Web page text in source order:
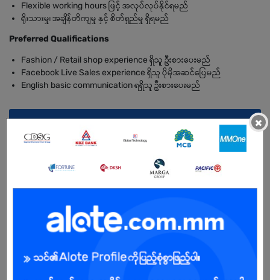
Flexible working hours ဖြင့် အလုပ်လုပ်နိုင်ရမည်
ရိုးသားမှု၊ အချိန်တိကျမှု နှင့် စိတ်ရှည်မှု ရှိရမည်
Preferred Qualifications
Fashion / Retail shop experience ရှိသူ ဦးစားပေးမည်
Facebook Live Sales experience ရှိသူ ပိုမိုအဆင်ပြေမည်
English basic communication ရရှိသူ ဦးစားပေးမည်
အကျိုးအမြတ် ×